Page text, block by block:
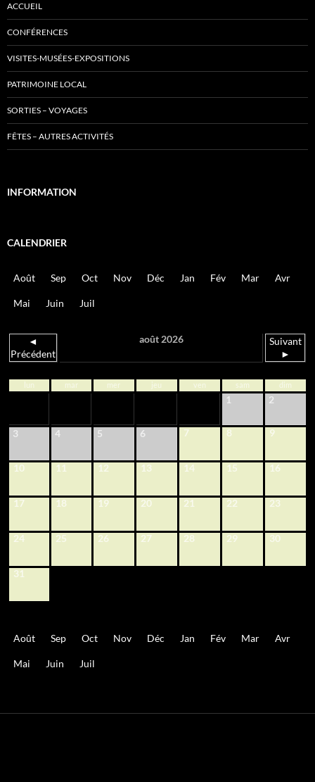
ACCUEIL
CONFÉRENCES
VISITES-MUSÉES-EXPOSITIONS
PATRIMOINE LOCAL
SORTIES – VOYAGES
FÊTES – AUTRES ACTIVITÉS
INFORMATION
CALENDRIER
Août Sep Oct Nov Déc Jan Fév Mar Avr
Mai Juin Juil
◄
Précédent
août 2026
Suivant
►
lun mar mer jeu ven sam dim
1 2
3 4 5 6 7 8 9
10 11 12 13 14 15 16
17 18 19 20 21 22 23
24 25 26 27 28 29 30
31
Août Sep Oct Nov Déc Jan Fév Mar Avr
Mai Juin Juil